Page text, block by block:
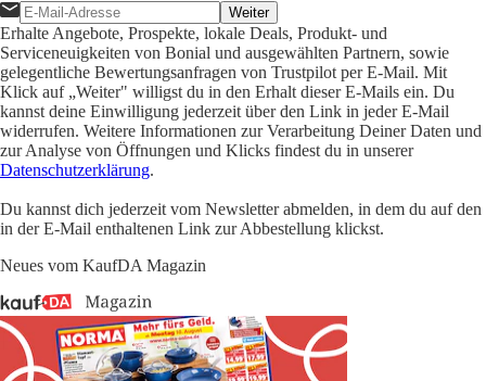
Weiter
Erhalte Angebote, Prospekte, lokale Deals, Produkt- und
Serviceneuigkeiten von Bonial und ausgewählten Partnern, sowie
gelegentliche Bewertungsanfragen von Trustpilot per E-Mail. Mit
Klick auf „Weiter" willigst du in den Erhalt dieser E-Mails ein. Du
kannst deine Einwilligung jederzeit über den Link in jeder E-Mail
widerrufen. Weitere Informationen zur Verarbeitung Deiner Daten und
zur Analyse von Öffnungen und Klicks findest du in unserer
Datenschutzerklärung.
Du kannst dich jederzeit vom Newsletter abmelden, in dem du auf den
in der E-Mail enthaltenen Link zur Abbestellung klickst.
Neues vom KaufDA Magazin